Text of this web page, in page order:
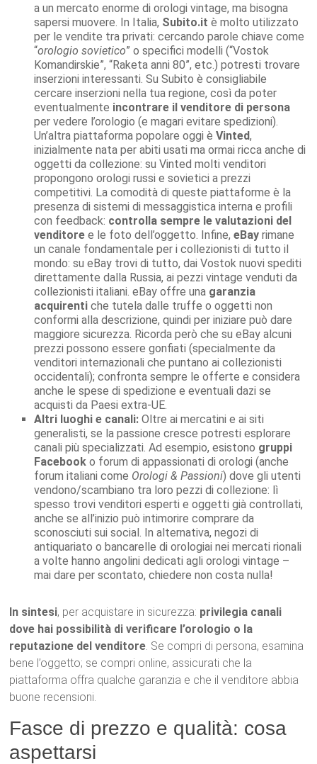
a un mercato enorme di orologi vintage, ma bisogna
sapersi muovere. In Italia, Subito.it è molto utilizzato
per le vendite tra privati: cercando parole chiave come
“orologio sovietico” o specifici modelli (“Vostok
Komandirskie”, “Raketa anni 80”, etc.) potresti trovare
inserzioni interessanti. Su Subito è consigliabile
cercare inserzioni nella tua regione, così da poter
eventualmente incontrare il venditore di persona
per vedere l’orologio (e magari evitare spedizioni).
Un’altra piattaforma popolare oggi èVinted,
inizialmente nata per abiti usati ma ormai ricca anche di
oggetti da collezione: su Vinted molti venditori
propongono orologi russi e sovietici a prezzi
competitivi. La comodità di queste piattaforme è la
presenza di sistemi di messaggistica interna e profili
con feedback: controlla sempre le valutazioni del
venditore e le foto dell’oggetto. Infine,eBay rimane
un canale fondamentale per i collezionisti di tutto il
mondo: su eBay trovi di tutto, dai Vostok nuovi spediti
direttamente dalla Russia, ai pezzi vintage venduti da
collezionisti italiani. eBay offre una garanzia
acquirenti che tutela dalle truffe o oggetti non
conformi alla descrizione, quindi per iniziare può dare
maggiore sicurezza. Ricorda però che su eBay alcuni
prezzi possono essere gonfiati (specialmente da
venditori internazionali che puntano ai collezionisti
occidentali); confronta sempre le offerte e considera
anche le spese di spedizione e eventuali dazi se
acquisti da Paesi extra-UE.
Altri luoghi e canali: Oltre ai mercatini e ai siti
generalisti, se la passione cresce potresti esplorare
canali più specializzati. Ad esempio, esistono gruppi
Facebook o forum di appassionati di orologi (anche
forum italiani come Orologi & Passioni) dove gli utenti
vendono/scambiano tra loro pezzi di collezione: lì
spesso trovi venditori esperti e oggetti già controllati,
anche se all’inizio può intimorire comprare da
sconosciuti sui social. In alternativa, negozi di
antiquariato o bancarelle di orologiai nei mercati rionali
a volte hanno angolini dedicati agli orologi vintage –
mai dare per scontato, chiedere non costa nulla!
In sintesi, per acquistare in sicurezza: privilegia canali
dove hai possibilità di verificare l’orologio o la
reputazione del venditore. Se compri di persona, esamina
bene l’oggetto; se compri online, assicurati che la
piattaforma offra qualche garanzia e che il venditore abbia
buone recensioni.
Fasce di prezzo e qualità: cosa
aspettarsi